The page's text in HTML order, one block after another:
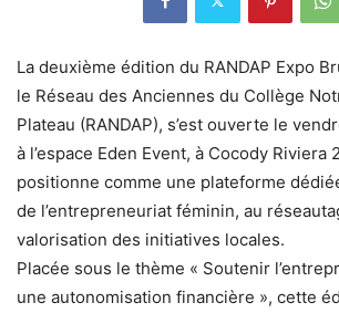
La deuxième édition du RANDAP Expo
le Réseau des Anciennes du Collège
Plateau (RANDAP), s’est ouverte le
à l’espace Eden Event, à Cocody Riviera
positionne comme une plateforme
de l’entrepreneuriat féminin, au
valorisation des initiatives locales.
Placée sous le thème « Soutenir
une autonomisation financière », cette